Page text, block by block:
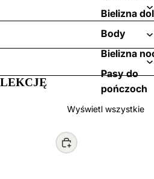
Bielizna
Body
Bielizna
Pasy do
pończoch
Wyświetl wszystkie
Wybierz